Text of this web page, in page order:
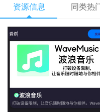
资源信息 同类热